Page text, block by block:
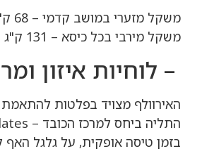
משקל מזערי במושב קדמי – 68 ק"ג
משקל מירבי בכל כיסא – 131 ק"ג
– לוחיות איזון
האירוולף מצויד בפלטות
התליה ביחס למרכז הכובד – CG Plates.
בזמן טיסה אופקית, על גלגל האף